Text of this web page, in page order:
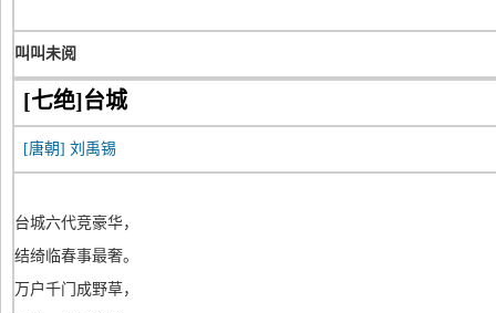
叫叫未阅
[七绝]台城
[唐朝] 刘禹锡
台城六代竞豪华，
结绮临春事最奢。
万户千门成野草，